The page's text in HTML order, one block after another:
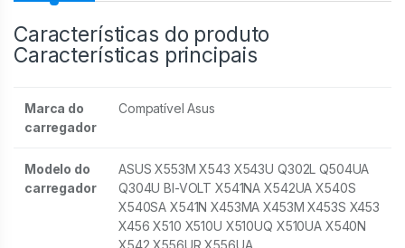
Características do produto
Características principais
Marca do
carregador
Compatível Asus
Modelo do
carregador
ASUS X553M X543 X543U Q302L Q504UA
Q304U BI-VOLT X541NA X542UA X540S
X540SA X541N X453MA X453M X453S X453
X456 X510 X510U X510UQ X510UA X540N